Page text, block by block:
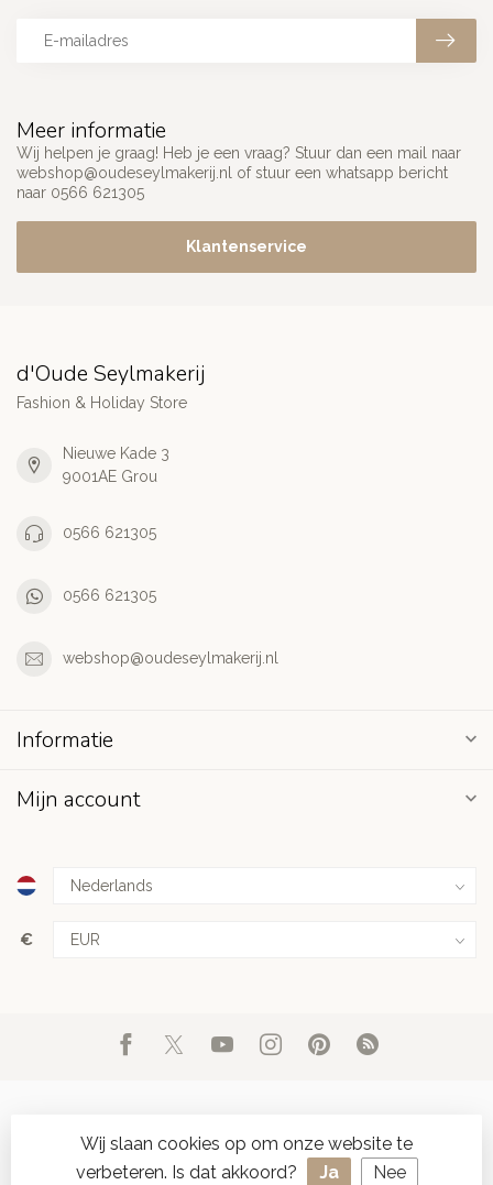
Meer informatie
Wij helpen je graag! Heb je een vraag? Stuur dan een mail naar
webshop@oudeseylmakerij.nl
of stuur een whatsapp bericht
naar 0566 621305
Klantenservice
d'Oude Seylmakerij
Fashion & Holiday Store
Nieuwe Kade 3
9001AE Grou
0566 621305
0566 621305
webshop@oudeseylmakerij.nl
Informatie
Mijn account
€
© Copyright 2026 d'Oude Seylmakerij- Powered by Lightspeed
Wij slaan cookies op om onze website te
verbeteren. Is dat akkoord?
Ja Nee